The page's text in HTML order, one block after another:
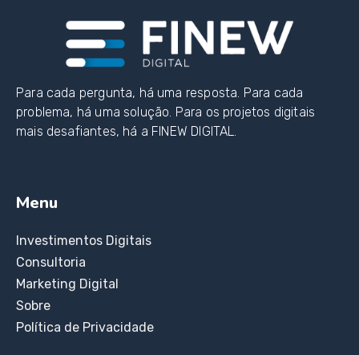
Para cada pergunta, há uma resposta. Para cada
problema, há uma solução. Para os projetos digitais
mais desafiantes, há a FINEW DIGITAL.
Menu
Investimentos Digitais
Consultoria
Marketing Digital
Sobre
Política de Privacidade